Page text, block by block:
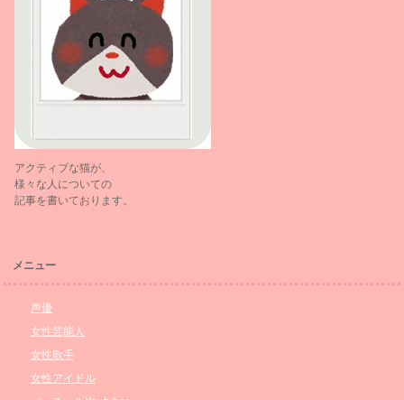
アクティブな猫が、
様々な人についての
記事を書いております。
メニュー
声優
女性芸能人
女性歌手
女性アイドル